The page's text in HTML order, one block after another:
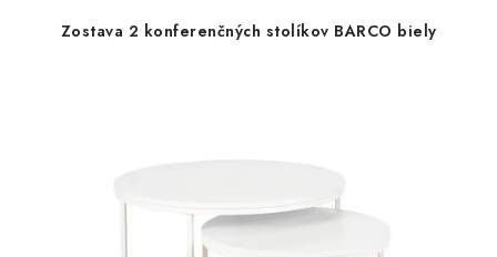
Zostava 2 konferenčných stolíkov BARCO biely